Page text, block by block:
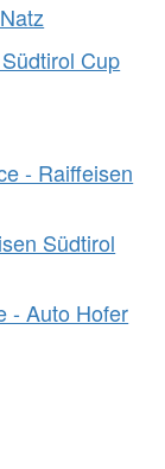
Cup
- Raiffeisen
Südtirol
- Auto Hofer